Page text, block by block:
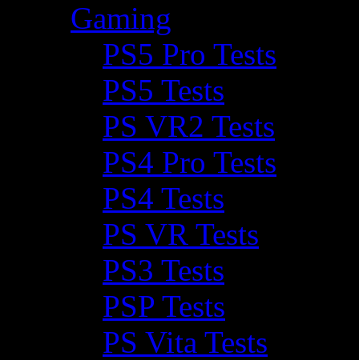
Gaming
PS5 Pro Tests
PS5 Tests
PS VR2 Tests
PS4 Pro Tests
PS4 Tests
PS VR Tests
PS3 Tests
PSP Tests
PS Vita Tests